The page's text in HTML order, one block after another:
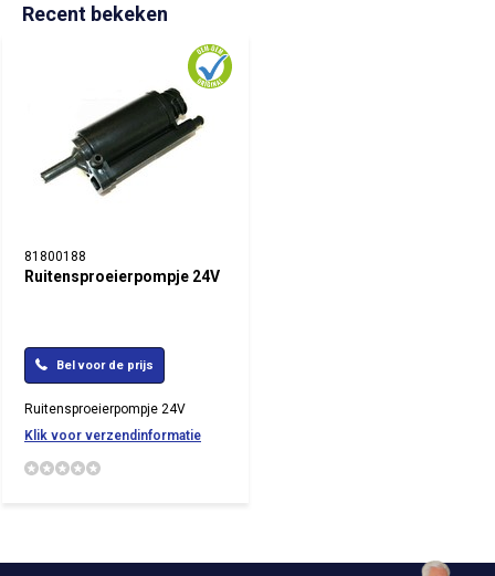
Recent bekeken
81800188
Ruitensproeierpompje 24V
Bel voor de prijs
Ruitensproeierpompje 24V
Klik voor verzendinformatie